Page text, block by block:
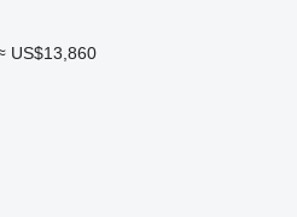
US$13,860